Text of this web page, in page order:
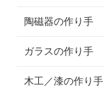
陶磁器の作り手
ガラスの作り手
木工／漆の作り手